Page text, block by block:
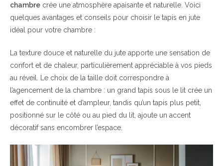
chambre crée une atmosphère apaisante et naturelle. Voici
quelques avantages et conseils pour choisir le tapis en jute
idéal pour votre chambre :
La texture douce et naturelle du jute apporte une sensation de
confort et de chaleur, particulièrement appréciable à vos pieds
au réveil. Le choix de la taille doit correspondre à
l’agencement de la chambre : un grand tapis sous le lit crée un
effet de continuité et d’ampleur, tandis qu’un tapis plus petit,
positionné sur le côté ou au pied du lit, ajoute un accent
décoratif sans encombrer l’espace.